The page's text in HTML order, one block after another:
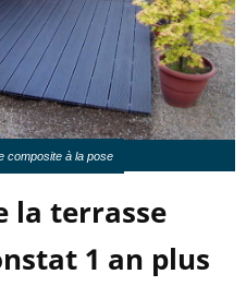
composite à la pose
la terrasse
1 an plus